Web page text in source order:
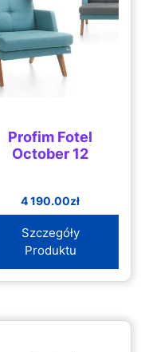
Profim Fotel
October 12
4 190.00zł
Szczegóły
Produktu